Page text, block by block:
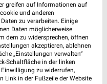
GRILLEN
greifen auf Informationen auf
und anderen
zu verarbeiten. Einige
Daten möglicherweise
dem zu widersprechen, öffnen
akzeptieren, ablehnen
„Einstellungen verwalten“
Schaltfläche in der linken
zu widerrufen,
Link in der Fußzeile der Website